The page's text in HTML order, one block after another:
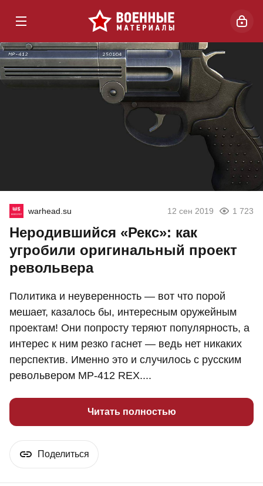
warhead.su 12 сен 2019 1 723
Неродившийся «Рекс»: как
угробили оригинальный проект
револьвера
Политика и неуверенность — вот что порой
мешает, казалось бы, интересным оружейным
проектам! Они попросту теряют популярность, а
интерес к ним резко гаснет — ведь нет никаких
перспектив. Именно это и случилось с русским
револьвером МР-412 REX....
Читать полностью
Поделиться